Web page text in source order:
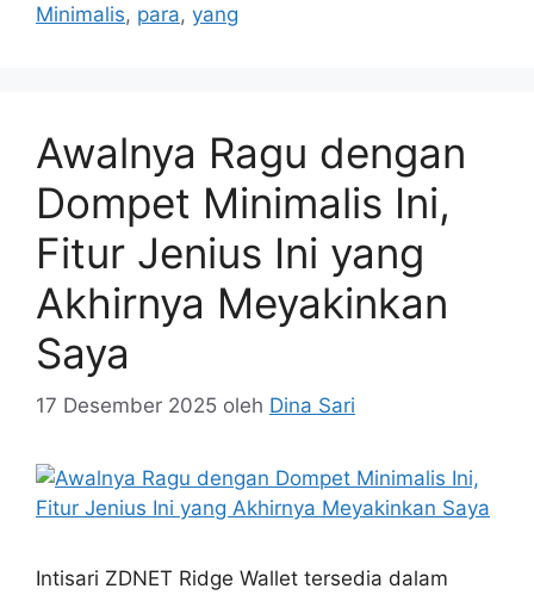
Minimalis, para, yang
Awalnya Ragu dengan
Dompet Minimalis Ini,
Fitur Jenius Ini yang
Akhirnya Meyakinkan
Saya
17 Desember 2025 oleh Dina Sari
Intisari ZDNET Ridge Wallet tersedia dalam